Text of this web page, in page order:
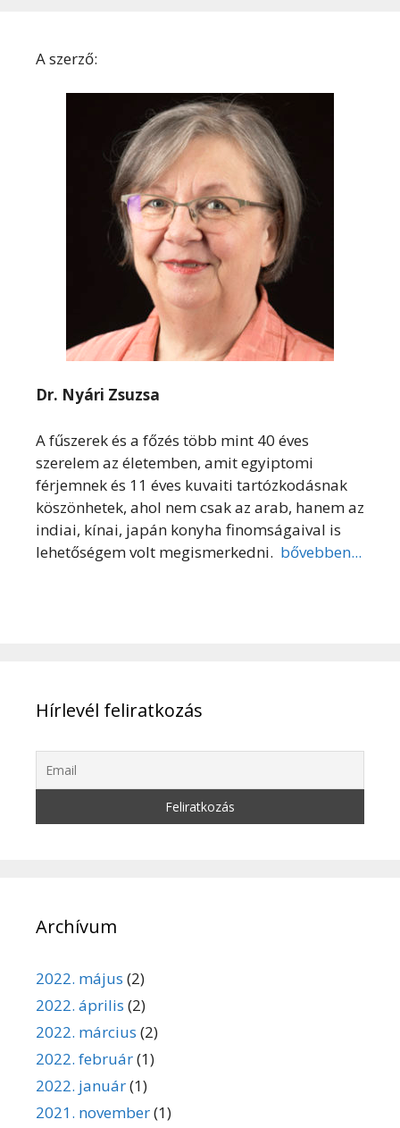
A szerző:
Dr. Nyári Zsuzsa
A fűszerek és a főzés több mint 40 éves
szerelem az életemben, amit egyiptomi
férjemnek és 11 éves kuvaiti tartózkodásnak
köszönhetek, ahol nem csak az arab, hanem az
indiai, kínai, japán konyha finomságaival is
lehetőségem volt megismerkedni. bővebben...
Hírlevél feliratkozás
Archívum
2022. május (2)
2022. április (2)
2022. március (2)
2022. február(1)
2022. január(1)
2021. november(1)